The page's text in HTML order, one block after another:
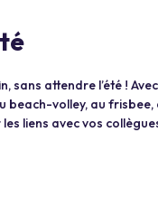
sans attendre l’été !
beach-volley, au
liens avec vos